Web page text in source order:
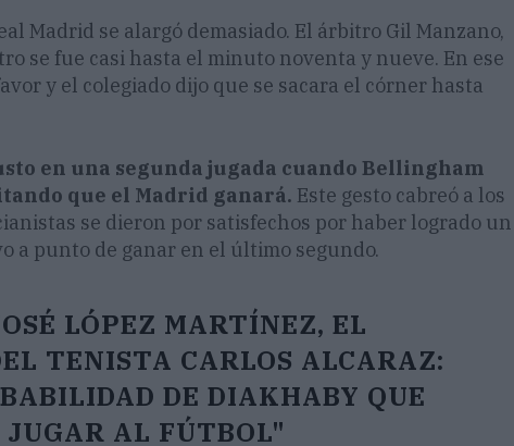
Madrid se alargó demasiado. El árbitro Gil Manzano,
se fue casi hasta el minuto noventa y nueve. En ese
y el colegiado dijo que se sacara el córner hasta
en una segunda jugada cuando Bellingham
que el Madrid ganará. Este gesto cabreó a los
se dieron por satisfechos por haber logrado un
a punto de ganar en el último segundo.
LÓPEZ MARTÍNEZ, EL
TENISTA CARLOS ALCARAZ:
DE DIAKHABY QUE
AL FÚTBOL"